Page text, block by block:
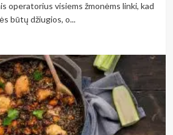
operatorius visiems žmonėms linki, kad
būtų džiugios, o...